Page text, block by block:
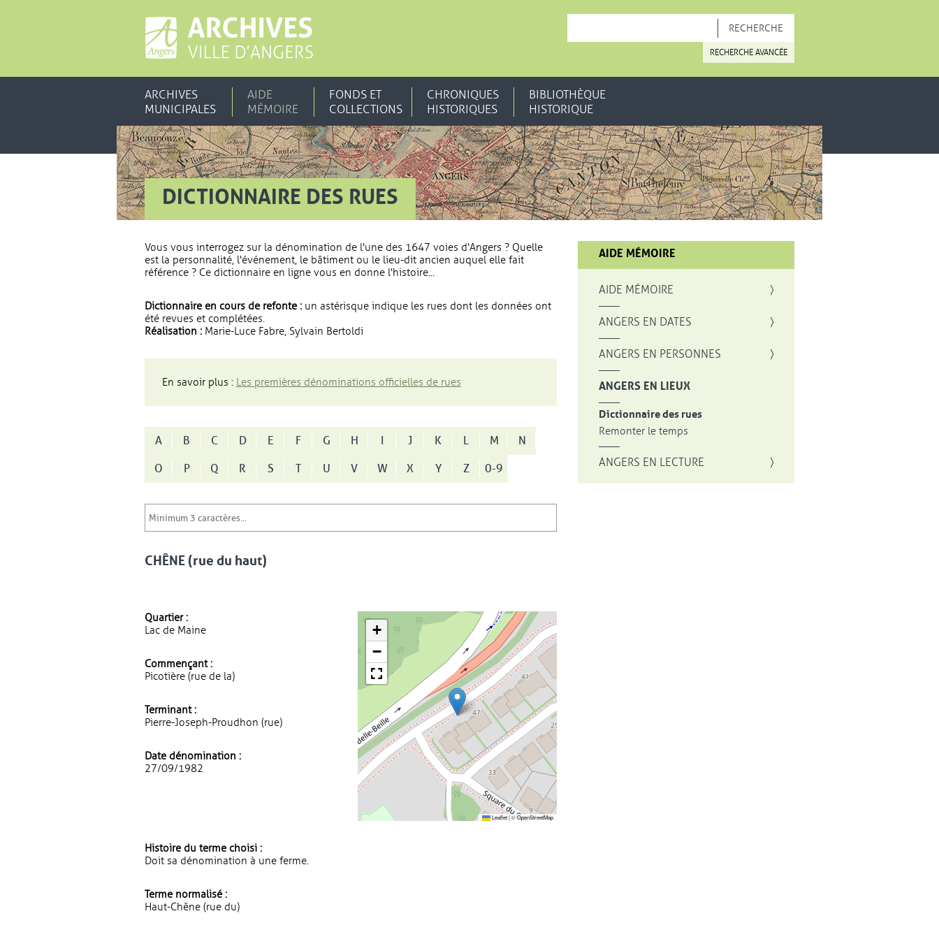
RECHERCHE AVANCÉE
ARCHIVES
MUNICIPALES
AIDE
MÉMOIRE
FONDS ET
COLLECTIONS
CHRONIQUES
HISTORIQUES
BIBLIOTHÈQUE
HISTORIQUE
DICTIONNAIRE DES RUES
Vous vous interrogez sur la dénomination de l'une des 1647 voies d'Angers ? Quelle
est la personnalité, l'événement, le bâtiment ou le lieu-dit ancien auquel elle fait
référence ? Ce dictionnaire en ligne vous en donne l'histoire...
Dictionnaire en cours de refonte : un astérisque indique les rues dont les données ont
été revues et complétées.
Réalisation : Marie-Luce Fabre, Sylvain Bertoldi
En savoir plus : Les premières dénominations officielles de rues
A B C D E F G H I J K L M
N
O
P Q R S T U V W X Y Z 0-9
CHÊNE (rue du haut)
Quartier :
Lac de Maine
Commençant :
Picotière (rue de la)
Terminant :
Pierre-Joseph-Proudhon (rue)
Date dénomination :
27/09/1982
+
−
Leaflet|©OpenStreetMap
Histoire du terme choisi :
Doit sa dénomination à une ferme.
Terme normalisé :
Haut-Chêne (rue du)
AIDE MÉMOIRE
AIDE MÉMOIRE
ANGERS EN DATES
ANGERS EN PERSONNES
ANGERS EN LIEUX
Dictionnaire des rues
Remonter le temps
ANGERS EN LECTURE